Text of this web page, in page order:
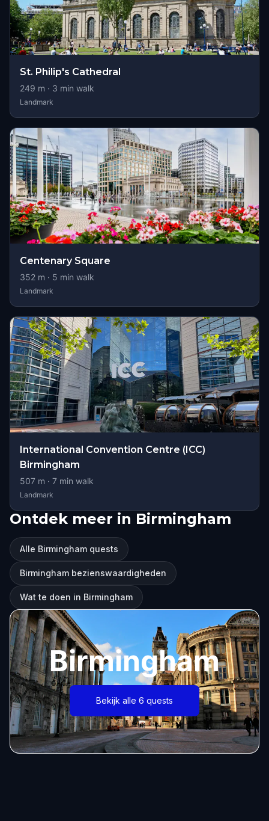
St. Philip's Cathedral
249 m · 3 min walk
Landmark
Centenary Square
352 m · 5 min walk
Landmark
International Convention Centre (ICC)
Birmingham
507 m · 7 min walk
Landmark
Ontdek meer in Birmingham
Alle Birmingham quests
Birmingham bezienswaardigheden
Wat te doen in Birmingham
Birmingham
Bekijk alle 6 quests